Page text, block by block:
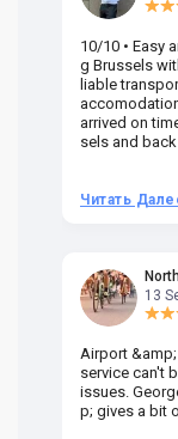
10/10 • Easy
g Brussels
liable
arrived on
sels and
Читать
13
Airport
service can't
issues.
p; gives a bit